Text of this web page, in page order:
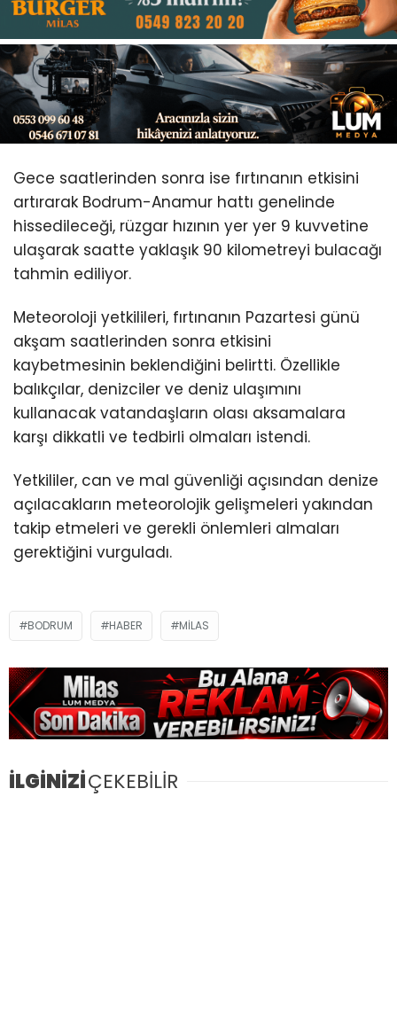
Gece saatlerinden sonra ise fırtınanın etkisini
artırarak Bodrum-Anamur hattı genelinde
hissedileceği, rüzgar hızının yer yer 9 kuvvetine
ulaşarak saatte yaklaşık 90 kilometreyi bulacağı
tahmin ediliyor.
Meteoroloji yetkilileri, fırtınanın Pazartesi günü
akşam saatlerinden sonra etkisini
kaybetmesinin beklendiğini belirtti. Özellikle
balıkçılar, denizciler ve deniz ulaşımını
kullanacak vatandaşların olası aksamalara
karşı dikkatli ve tedbirli olmaları istendi.
Yetkililer, can ve mal güvenliği açısından denize
açılacakların meteorolojik gelişmeleri yakından
takip etmeleri ve gerekli önlemleri almaları
gerektiğini vurguladı.
BODRUM HABER MILAS
İLGİNİZİÇEKEBİLİR